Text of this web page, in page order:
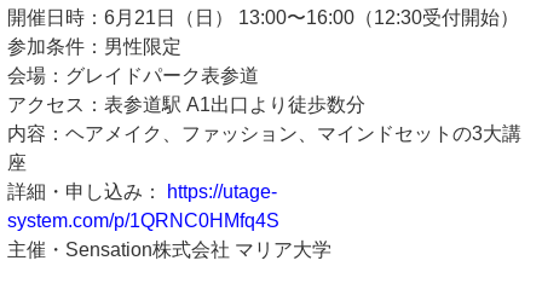
開催日時：6月21日（日） 13:00〜16:00（12:30受付開始）
参加条件：男性限定
会場：グレイドパーク表参道
アクセス：表参道駅 A1出口より徒歩数分
内容：ヘアメイク、ファッション、マインドセットの3大講
座
詳細・申し込み：
https://utage-
system.com/p/1QRNC0HMfq4S
主催・Sensation株式会社 マリア大学